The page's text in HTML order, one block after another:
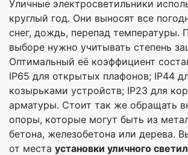
Уличные электросветильники
круглый год. Они выносят все
снег, дождь, перепад температуры.
выборе нужно учитывать степень
Оптимальный её коэффициент
IP65 для открытых плафонов; IP44
козырьками устройств; IP23 для
арматуры. Стоит так же обращать
опоры, которые могут быть из
бетона, железобетона или дерева.
от места установки уличного